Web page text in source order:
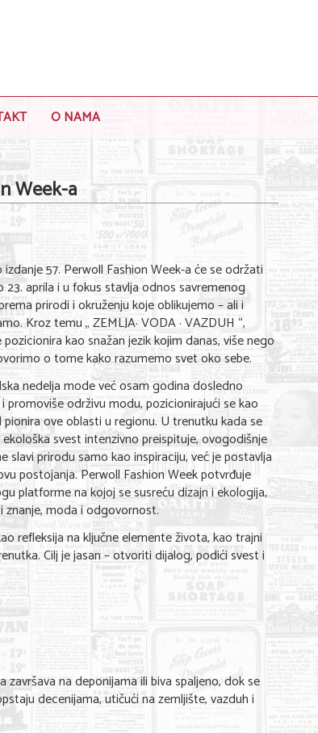
O NAMA
Week-a
izdanje 57. Perwoll Fashion Week-a će se održati
23. aprila i u fokus stavlja odnos savremenog
prirodi i okruženju koje oblikujemo – ali i
Kroz temu „ ZEMLJA· VODA · VAZDUH “,
kao snažan jezik kojim danas, više nego
o tome kako razumemo svet oko sebe.
nedelja mode već osam godina dosledno
promoviše održivu modu, pozicionirajući se kao
ove oblasti u regionu. U trenutku kada se
svest intenzivno preispituje, ovogodišnje
slavi prirodu samo kao inspiraciju, već je postavlja
postojanja. Perwoll Fashion Week potvrđuje
platforme na kojoj se susreću dizajn i ekologija,
znanje, moda i odgovornost.
refleksija na ključne elemente života, kao trajni
Cilj je jasan – otvoriti dijalog, podići svest i
na deponijama ili biva spaljeno, dok se
decenijama, utičući na zemljište, vazduh i